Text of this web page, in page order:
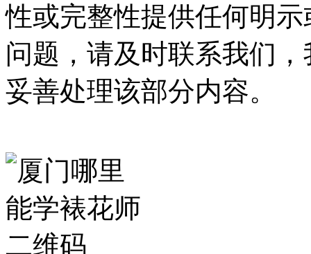
性或完整性提供任何明
问题，请及时联系我们
妥善处理该部分内容。